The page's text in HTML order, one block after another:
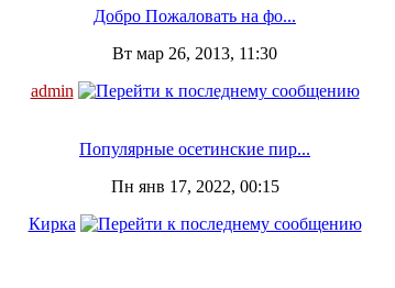
Добро Пожаловать на фо...
Вт мар 26, 2013, 11:30
admin
Популярные осетинские пир...
Пн янв 17, 2022, 00:15
Кирка